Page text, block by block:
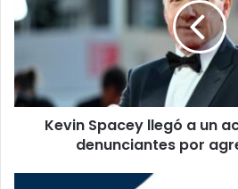
un
con
sus
3
denunciantes
Kevin Spacey llegó a un
denunciantes por